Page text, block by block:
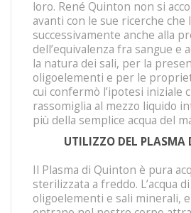
loro. René Quinton non si
avanti con le sue ricerche
successivamente anche alla
dell’equivalenza fra sangue e
la natura dei sali, per la
oligoelementi e per le
cui confermò l’ipotesi iniziale
rassomiglia al mezzo liquido
più della semplice acqua del
UTILIZZO DEL PLASMA
Il Plasma di Quinton è pura
sterilizzata a freddo. L’acqua
oligoelementi e sali minerali,